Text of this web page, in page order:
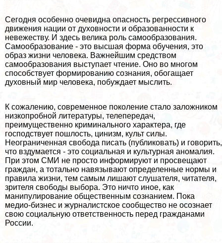
Сегодня особенно очевидна опасность регрессивного
движения нации от духовности и образованности к
невежеству. И здесь велика роль самообразования.
Самообразование - это высшая форма обучения, это
образ жизни человека. Важнейшим средством
самообразования выступает чтение. Оно во многом
способствует формированию сознания, обогащает
духовный мир человека, побуждает мыслить.
К сожалению, современное поколение стало заложником
низкопробной литературы, телепередач,
преимущественно криминального хаpaктера, где
господствует пошлость, цинизм, культ силы.
Неограниченная свобода писать (публиковать) и говорить,
что вздумается - это социальная и культурная аномалия.
При этом СМИ не просто информируют и просвещают
граждан, а тотально навязывают определенные нормы и
правила жизни, тем самым лишают слушателя, читателя,
зрителя свободы выбора. Это ничто иное, как
манипулирование общественным сознанием. Пока
медио-бизнес и журналистское сообщество не осознает
свою социальную ответственность перед гражданами
России.